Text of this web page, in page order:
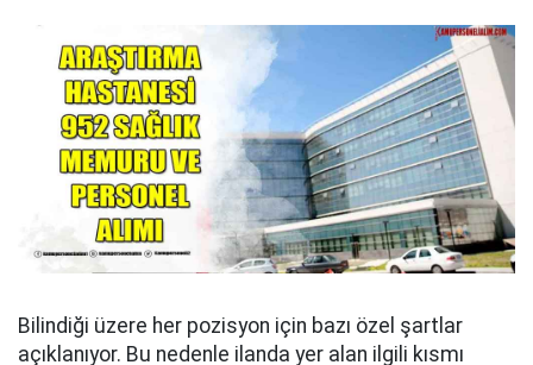
Bilindiği üzere her pozisyon için bazı özel şartlar
açıklanıyor. Bu nedenle ilanda yer alan ilgili kısmı